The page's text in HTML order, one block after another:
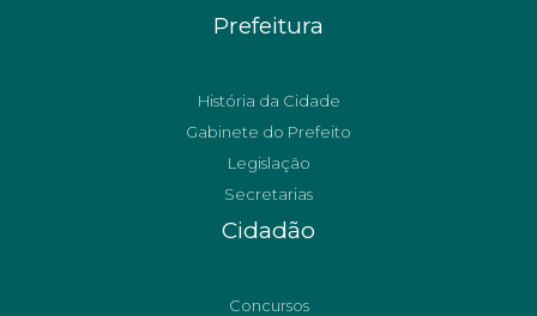
Prefeitura
História da Cidade
Gabinete do Prefeito
Legislação
Secretarias
Cidadão
Concursos